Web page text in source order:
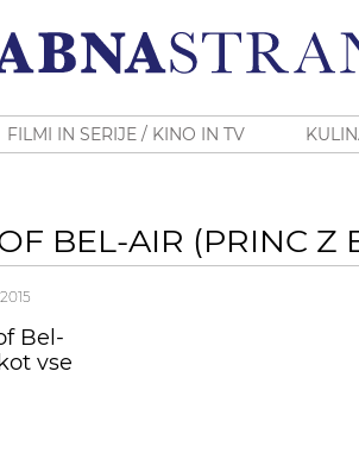
FILMI IN SERIJE / KINO IN TV
BEL-AIR (PRINC Z
Bel-
vse